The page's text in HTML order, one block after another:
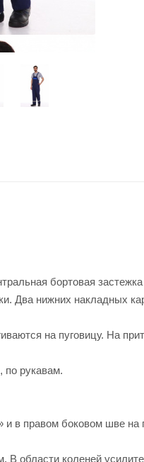
бортовая
Два нижних накладных
на пуговицу. На
по рукавам.
и в правом боковом шве на
области коленей